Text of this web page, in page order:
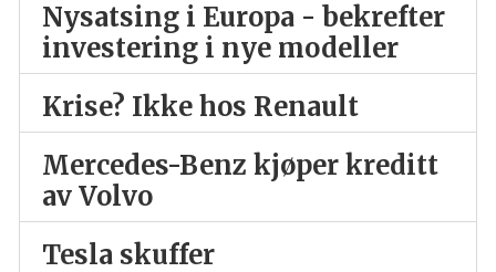
Nysatsing i Europa - bekrefter
investering i nye modeller
Krise? Ikke hos Renault
Mercedes-Benz kjøper kreditt
av Volvo
Tesla skuffer